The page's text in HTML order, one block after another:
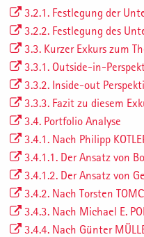
3.2.1. Festlegung der
3.2.2. Festlegung des
3.3. Kurzer Exkurs zum
3.3.1. Outside-in-
3.3.2. Inside-out
3.3.3. Fazit zu diesem
3.4. Portfolio Analyse
3.4.1. Nach Philipp
3.4.1.1. Der Ansatz von
3.4.1.2. Der Ansatz von
3.4.2. Nach Torsten
3.4.3. Nach Michael E.
3.4.4. Nach Günter